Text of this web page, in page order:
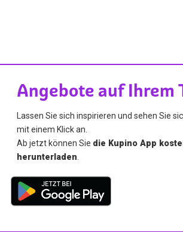
Angebote auf Ihrem
Lassen Sie sich inspirieren und sehen Sie
mit einem Klick an.
Ab jetzt können Sie die Kupino App
herunterladen